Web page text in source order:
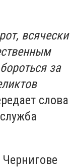
всячески
за
слова